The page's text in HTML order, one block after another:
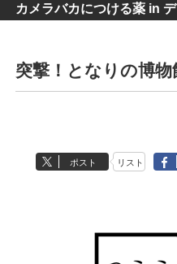
カメラバカにつける薬 in
突撃！となりの博物
ポスト リスト